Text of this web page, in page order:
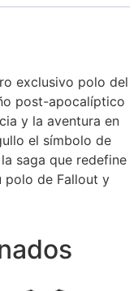
exclusivo polo del
post-apocalíptico
y la aventura en
el símbolo de
saga que redefine
polo de Fallout y